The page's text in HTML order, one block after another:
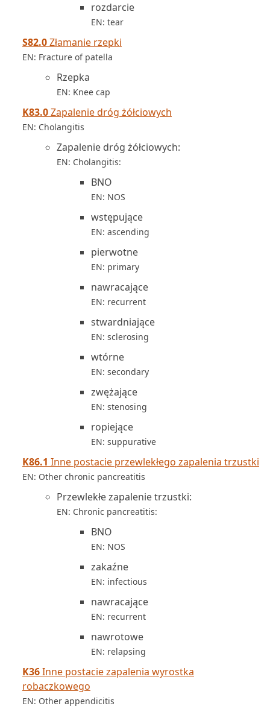
rozdarcie
EN: tear
S82.0Złamanie rzepki
EN: Fracture of patella
Rzepka
EN: Knee cap
K83.0Zapalenie dróg żółciowych
EN: Cholangitis
Zapalenie dróg żółciowych:
EN: Cholangitis:
BNO
EN: NOS
wstępujące
EN: ascending
pierwotne
EN: primary
nawracające
EN: recurrent
stwardniające
EN: sclerosing
wtórne
EN: secondary
zwężające
EN: stenosing
ropiejące
EN: suppurative
K86.1 Inne postacie przewlekłego zapalenia trzustki
EN: Other chronic pancreatitis
Przewlekłe zapalenie trzustki:
EN: Chronic pancreatitis:
BNO
EN: NOS
zakaźne
EN: infectious
nawracające
EN: recurrent
nawrotowe
EN: relapsing
K36Inne postacie zapalenia wyrostka
robaczkowego
EN: Other appendicitis